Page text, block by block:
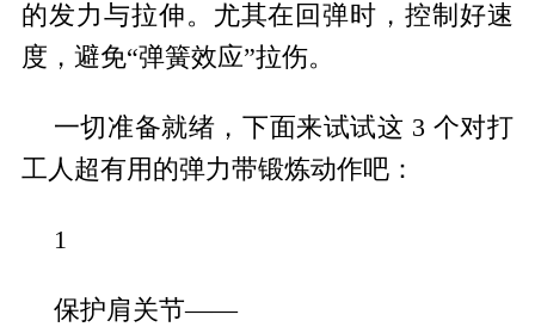
的发力与拉伸。尤其在回弹时，控制好速
度，避免“弹簧效应”拉伤。
一切准备就绪，下面来试试这 3 个对打
工人超有用的弹力带锻炼动作吧：
1
保护肩关节——